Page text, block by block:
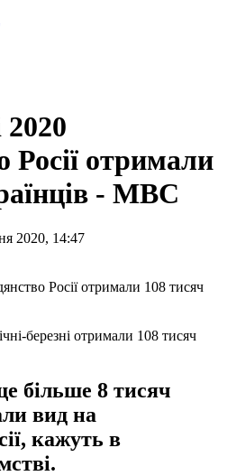
2020
Росії отримали
- МВС
2020, 14:47
березні отримали 108 тисяч
більше 8 тисяч
вид на
кажуть в